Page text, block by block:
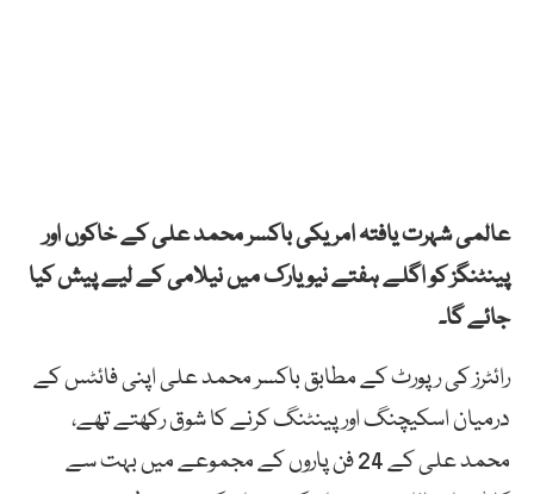
عالمی شہرت یافتہ امریکی باکسر محمد علی کے خاکوں اور
پینٹنگز کو اگلے ہفتے نیویارک میں نیلامی کے لیے پیش کیا
جائے گا۔
رائٹرز کی رپورٹ کے مطابق باکسر محمد علی اپنی فائٹس کے
درمیان اسکیچنگ اور پینٹنگ کرنے کا شوق رکھتے تھے،
محمد علی کے 24 فن پاروں کے مجموعے میں بہت سے